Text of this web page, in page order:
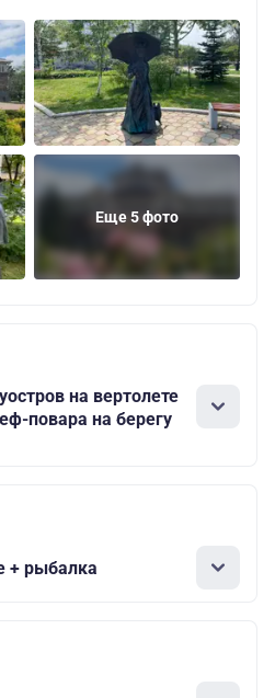
Еще 5 фото
на вертолете
повара на берегу
+ рыбалка